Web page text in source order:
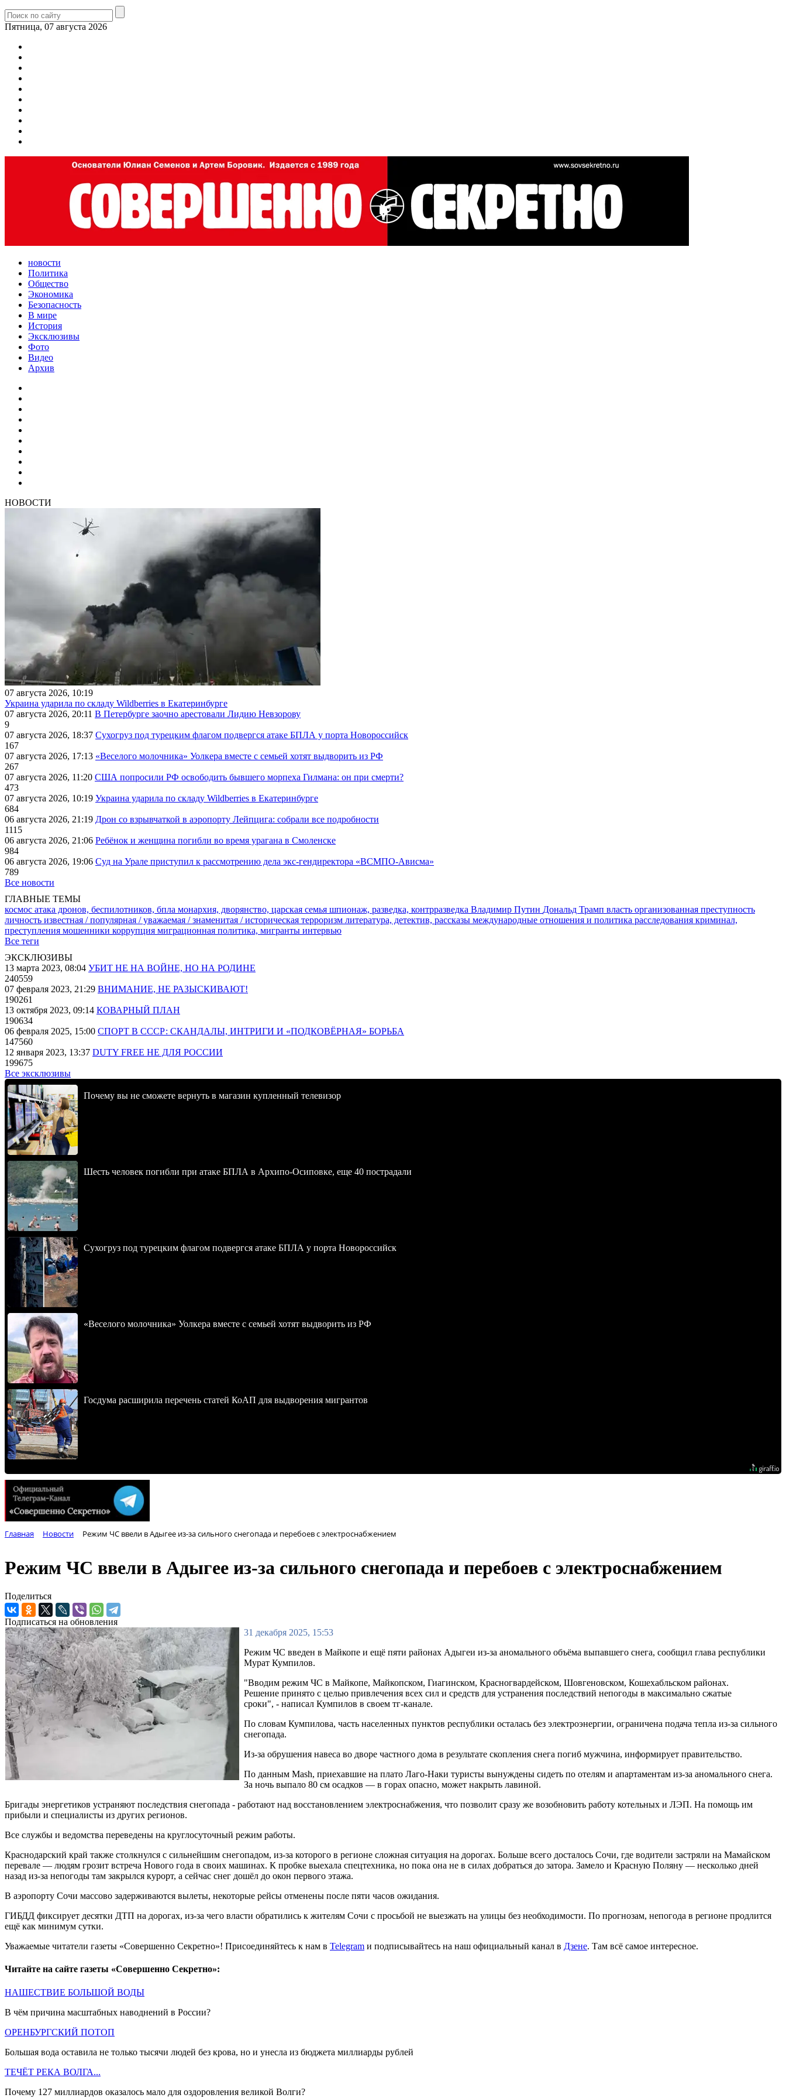
Пятница, 07 августа 2026
новости
Политика
Общество
Экономика
Безопасность
В мире
История
Эксклюзивы
Фото
Видео
Архив
НОВОСТИ
07 августа 2026, 10:19
Украина ударила по складу Wildberries в Екатеринбурге
07 августа 2026, 20:11 В Петербурге заочно арестовали Лидию Невзорову
9
07 августа 2026, 18:37 Сухогруз под турецким флагом подвергся атаке БПЛА у порта Новороссийск
167
07 августа 2026, 17:13 «Веселого молочника» Уолкера вместе с семьей хотят выдворить из РФ
267
07 августа 2026, 11:20 США попросили РФ освободить бывшего морпеха Гилмана: он при смерти?
473
07 августа 2026, 10:19 Украина ударила по складу Wildberries в Екатеринбурге
684
06 августа 2026, 21:19 Дрон со взрывчаткой в аэропорту Лейпцига: собрали все подробности
1115
06 августа 2026, 21:06 Ребёнок и женщина погибли во время урагана в Смоленске
984
06 августа 2026, 19:06 Суд на Урале приступил к рассмотрению дела экс-гендиректора «ВСМПО-Ависма»
789
Все новости
ГЛАВНЫЕ ТЕМЫ
космос атака дронов, беспилотников, бпла монархия, дворянство, царская семья шпионаж, разведка, контрразведка Владимир Путин Дональд Трамп власть организованная преступность
личность известная / популярная / уважаемая / знаменитая / историческая терроризм литература, детектив, рассказы международные отношения и политика расследования криминал,
преступления мошенники коррупция миграционная политика, мигранты интервью
Все теги
ЭКСКЛЮЗИВЫ
13 марта 2023, 08:04 УБИТ НЕ НА ВОЙНЕ, НО НА РОДИНЕ
240559
07 февраля 2023, 21:29 ВНИМАНИЕ, НЕ РАЗЫСКИВАЮТ!
190261
13 октября 2023, 09:14 КОВАРНЫЙ ПЛАН
190634
06 февраля 2025, 15:00 СПОРТ В СССР: СКАНДАЛЫ, ИНТРИГИ И «ПОДКОВЁРНАЯ» БОРЬБА
147560
12 января 2023, 13:37 DUTY FREE НЕ ДЛЯ РОССИИ
199675
Все эксклюзивы
Почему вы не сможете вернуть в магазин купленный телевизор
Шесть человек погибли при атаке БПЛА в Архипо-Осиповке, еще 40 пострадали
Сухогруз под турецким флагом подвергся атаке БПЛА у порта Новороссийск
«Веселого молочника» Уолкера вместе с семьей хотят выдворить из РФ
Госдума расширила перечень статей КоАП для выдворения мигрантов
Главная Новости Режим ЧС ввели в Адыгее из-за сильного снегопада и перебоев с электроснабжением
Режим ЧС ввели в Адыгее из-за сильного снегопада и перебоев с электроснабжением
Поделиться
Подписаться на обновления
31 декабря 2025, 15:53
Режим ЧС введен в Майкопе и ещё пяти районах Адыгеи из-за аномального объёма выпавшего снега, сообщил глава республики
Мурат Кумпилов.
"Вводим режим ЧС в Майкопе, Майкопском, Гиагинском, Красногвардейском, Шовгеновском, Кошехабльском районах.
Решение принято с целью привлечения всех сил и средств для устранения последствий непогоды в максимально сжатые
сроки", - написал Кумпилов в своем тг-канале.
По словам Кумпилова, часть населенных пунктов республики осталась без электроэнергии, ограничена подача тепла из-за сильного
снегопада.
Из-за обрушения навеса во дворе частного дома в результате скопления снега погиб мужчина, информирует правительство.
По данным Mash, приехавшие на плато Лаго-Наки туристы вынуждены сидеть по отелям и апартаментам из-за аномального снега.
За ночь выпало 80 см осадков — в горах опасно, может накрыть лавиной.
Бригады энергетиков устраняют последствия снегопада - работают над восстановлением электроснабжения, что позволит сразу же возобновить работу котельных и ЛЭП. На помощь им
прибыли и специалисты из других регионов.
Все службы и ведомства переведены на круглосуточный режим работы.
Краснодарский край также столкнулся с сильнейшим снегопадом, из-за которого в регионе сложная ситуация на дорогах. Больше всего досталось Сочи, где водители застряли на Мамайском
перевале — людям грозит встреча Нового года в своих машинах. К пробке выехала спецтехника, но пока она не в силах добраться до затора. Замело и Красную Поляну — несколько дней
назад из-за непогоды там закрылся курорт, а сейчас снег дошёл до окон первого этажа.
В аэропорту Сочи массово задерживаются вылеты, некоторые рейсы отменены после пяти часов ожидания.
ГИБДД фиксирует десятки ДТП на дорогах, из-за чего власти обратились к жителям Сочи с просьбой не выезжать на улицы без необходимости. По прогнозам, непогода в регионе продлится
ещё как минимум сутки.
Уважаемые читатели газеты «Совершенно Секретно»! Присоединяйтесь к нам в Telegram и подписывайтесь на наш официальный канал в Дзене. Там всё самое интересное.
Читайте на сайте газеты «Совершенно Секретно»:
НАШЕСТВИЕ БОЛЬШОЙ ВОДЫ
В чём причина масштабных наводнений в России?
ОРЕНБУРГСКИЙ ПОТОП
Большая вода оставила не только тысячи людей без крова, но и унесла из бюджета миллиарды рублей
ТЕЧЁТ РЕКА ВОЛГА...
Почему 127 миллиардов оказалось мало для оздоровления великой Волги?